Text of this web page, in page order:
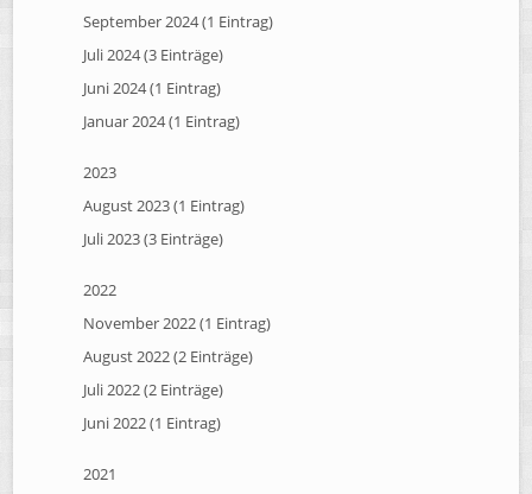
September 2024 (1 Eintrag)
Juli 2024 (3 Einträge)
Juni 2024 (1 Eintrag)
Januar 2024 (1 Eintrag)
2023
August 2023 (1 Eintrag)
Juli 2023 (3 Einträge)
2022
November 2022 (1 Eintrag)
August 2022 (2 Einträge)
Juli 2022 (2 Einträge)
Juni 2022 (1 Eintrag)
2021